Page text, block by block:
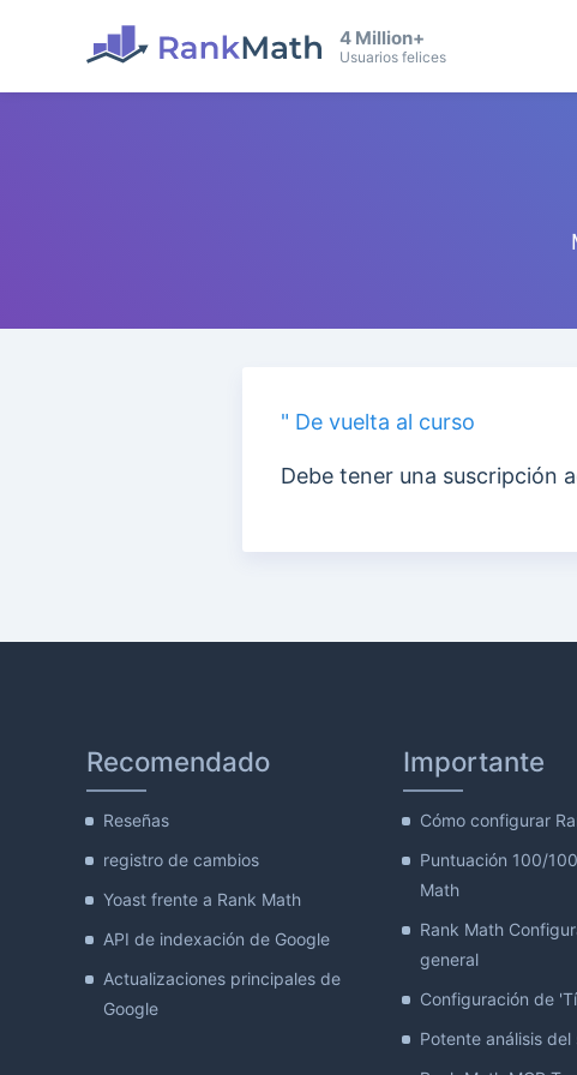
4 Million+
Usuarios felices
" De vuelta al curso
Debe tener una suscripción
Recomendado
Reseñas
registro de cambios
Yoast frente a Rank Math
API de indexación de Google
Actualizaciones principales de
Google
Importante
Cómo configurar
Puntuación 100/
Math
Rank Math
general
Configuración de
Potente análisis del